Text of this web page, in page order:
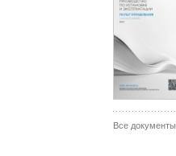
Все документы